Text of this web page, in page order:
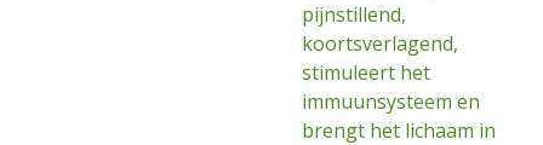
pijnstillend,
koortsverlagend,
stimuleert het
immuunsysteem en
brengt het lichaam in